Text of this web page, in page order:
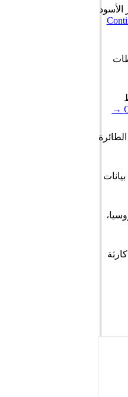
→
طائرة من طراز « بوينغ 800-737″ جنوبي روسيا،